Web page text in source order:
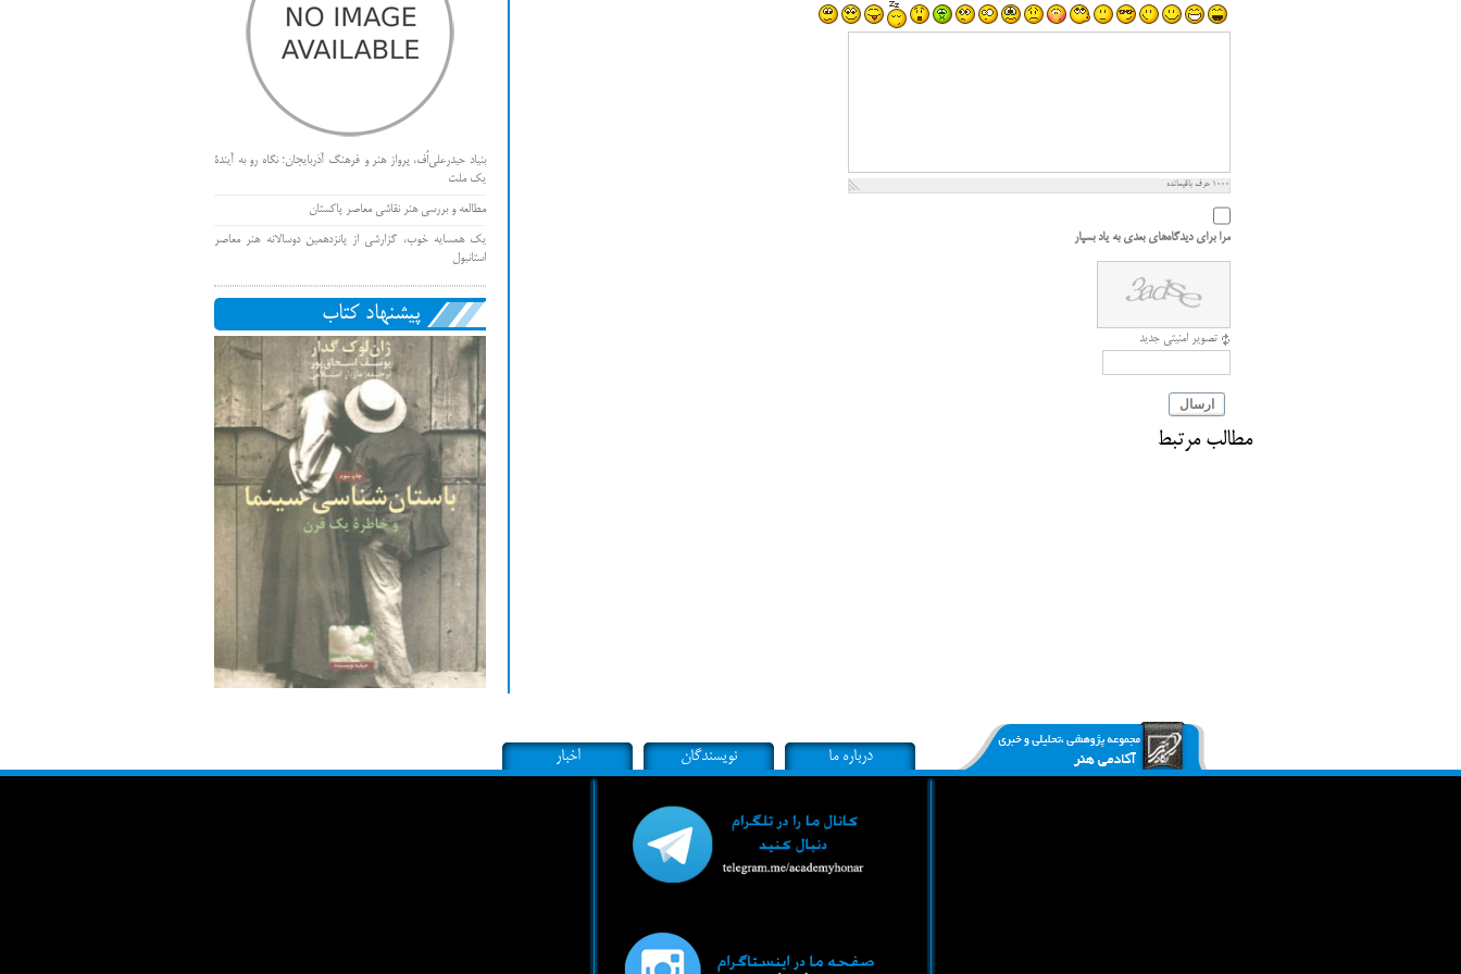
1000 حرف باقیمانده
مرا برای دیدگاه‌های بعدی به یاد بسپار
تصویر امنیتی جدید
ارسال
مطالب مرتبط
بنیاد حیدرعلی‌اُف، پرواز هنر و فرهنگ آذربایجان؛ نگاه رو به آیندۀ
یک ملت
مطالعه و بررسی هنر نقاشی معاصر پاکستان
یک همسایه خوب، گزارشی از پانزدهمین دوسالانه هنر معاصر
استانبول
پیشنهاد کتاب
درباره ما نویسندگان اخبار